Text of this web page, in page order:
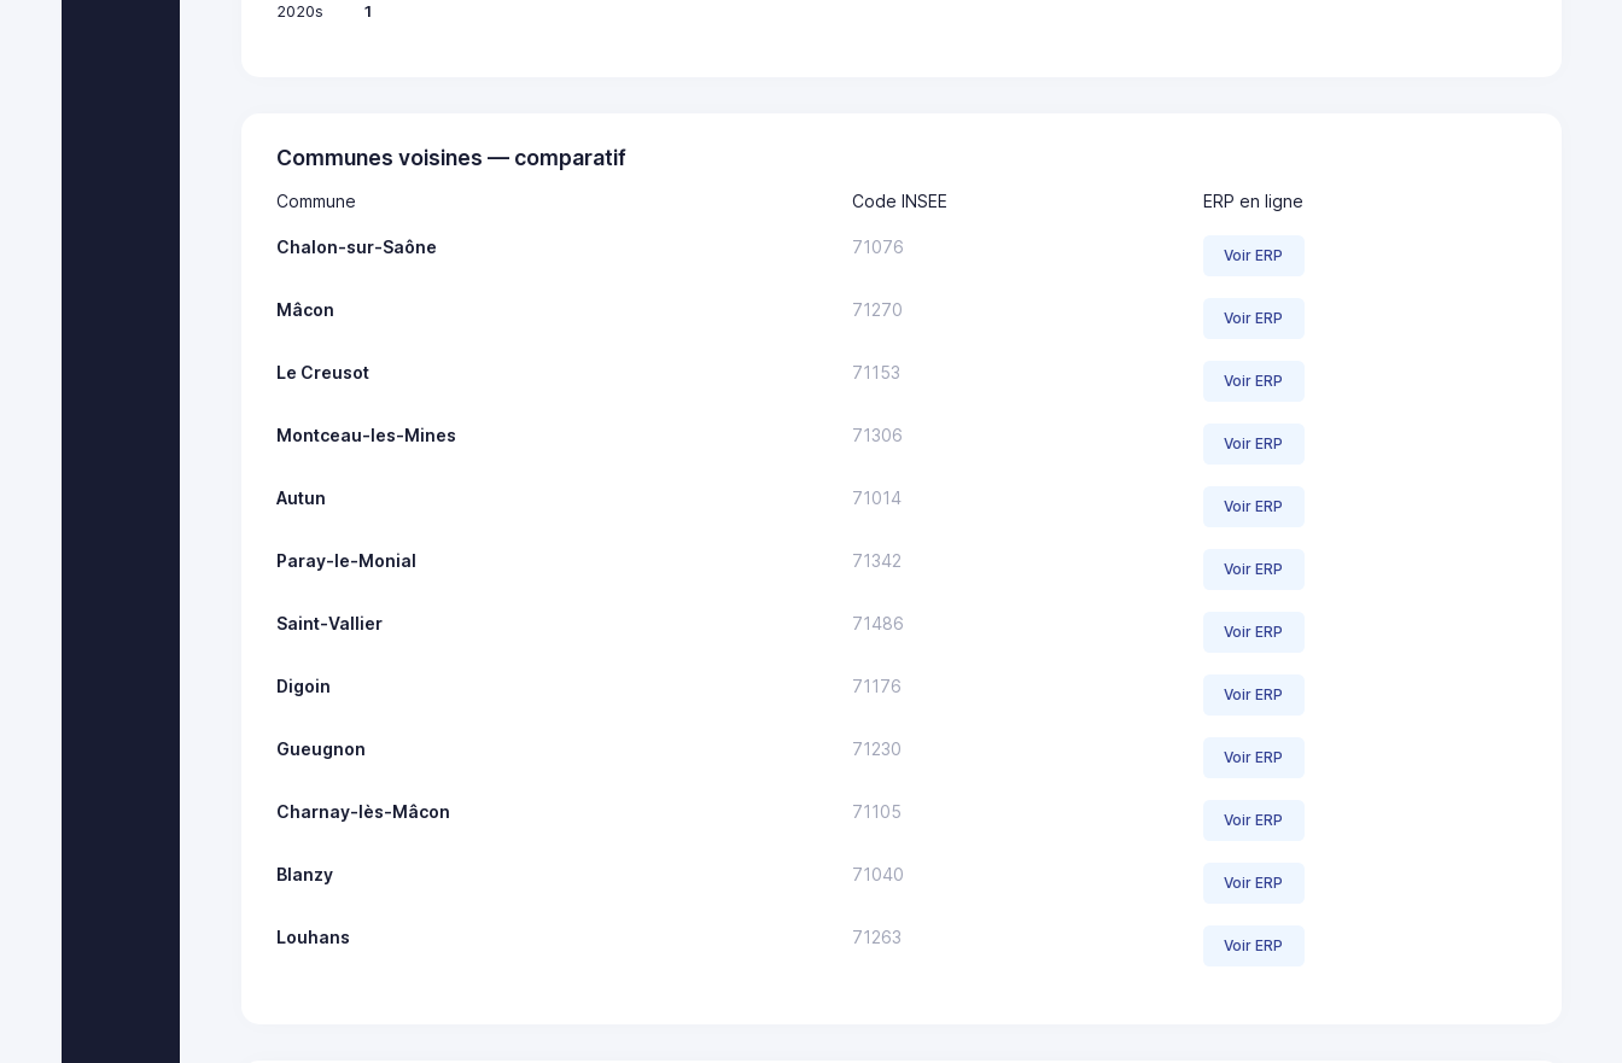
2020s
1
Communes voisines — comparatif
Commune Code INSEE ERP en ligne
Chalon-sur-Saône 71076 Voir ERP
Mâcon 71270 Voir ERP
Le Creusot 71153 Voir ERP
Montceau-les-Mines 71306 Voir ERP
Autun 71014 Voir ERP
Paray-le-Monial 71342 Voir ERP
Saint-Vallier 71486 Voir ERP
Digoin 71176 Voir ERP
Gueugnon 71230 Voir ERP
Charnay-lès-Mâcon 71105 Voir ERP
Blanzy 71040 Voir ERP
Louhans 71263 Voir ERP